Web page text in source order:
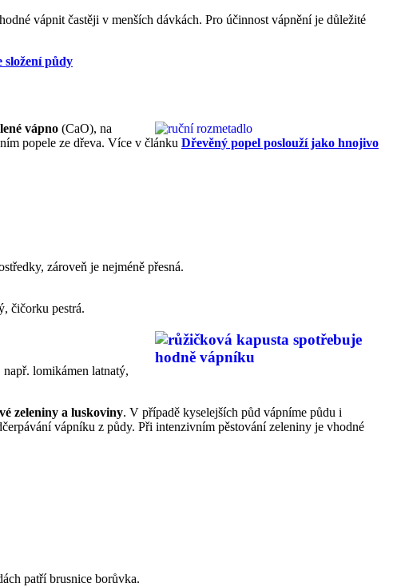
vápnit častěji v menších dávkách. Pro účinnost vápnění je důležité
složení půdy
vápno (CaO), na
popele ze dřeva. Více v článku Dřevěný popel poslouží jako hnojivo
zároveň je nejméně přesná.
čičorku pestrá.
lomikámen latnatý,
zeleniny a luskoviny. V případě kyselejších půd vápníme půdu i
vápníku z půdy. Při intenzivním pěstování zeleniny je vhodné
patří brusnice borůvka.